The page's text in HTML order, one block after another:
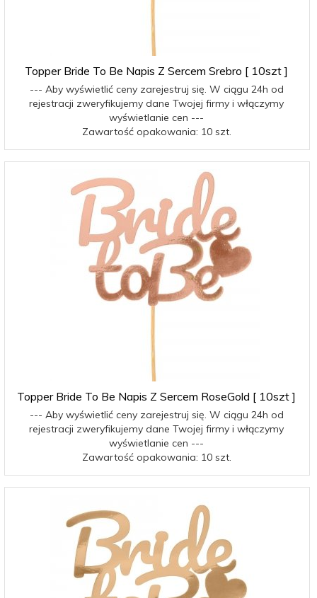
Topper Bride To Be Napis Z Sercem Srebro [ 10szt ]
--- Aby wyświetlić ceny zarejestruj się. W ciągu 24h od
rejestracji zweryfikujemy dane Twojej firmy i włączymy
wyświetlanie cen ---
Zawartość opakowania: 10 szt.
Topper Bride To Be Napis Z Sercem RoseGold [ 10szt ]
--- Aby wyświetlić ceny zarejestruj się. W ciągu 24h od
rejestracji zweryfikujemy dane Twojej firmy i włączymy
wyświetlanie cen ---
Zawartość opakowania: 10 szt.